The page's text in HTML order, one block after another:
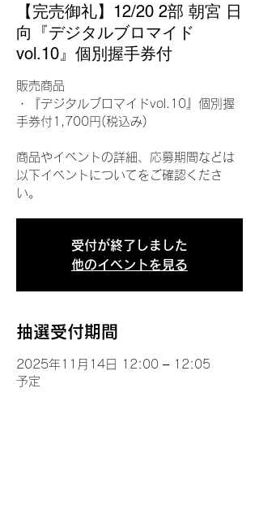
【完売御礼】12/20 2部 朝宮 日
向『デジタルブロマイド
vol.10』個別握手券付
販売商品
・『デジタルブロマイドvol.10』個別握
手券付1,700円(税込み)
商品やイベントの詳細、応募期間などは
以下イベントについてをご確認くださ
い。
受付が終了しました
他のイベントを見る
抽選受付期間
2025年11月14日 12:00 – 12:05
予定